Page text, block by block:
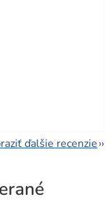
ďalšie recenzie